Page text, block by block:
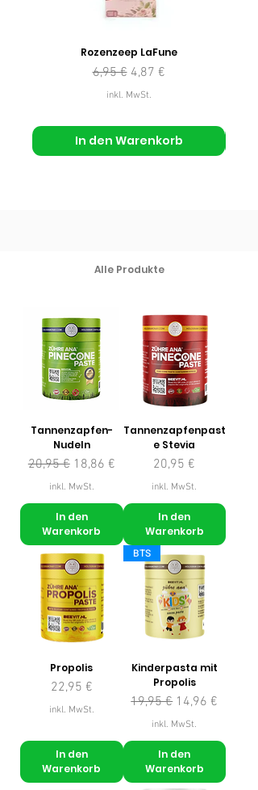
Rozenzeep LaFune
Standardpreis
6,95 € Sale-Preis
4,87 €
inkl. MwSt.
In den Warenkorb
Alle Produkte
Tannenzapfen-
Nudeln
Standardpreis
20,95 € Sale-Preis
18,86 €
inkl. MwSt.
In den
Warenkorb
Tannenzapfenpast
e Stevia
Preis
20,95 €
inkl. MwSt.
In den
Warenkorb
Propolis
Preis
22,95 €
inkl. MwSt.
In den
Warenkorb
BTS
Kinderpasta mit
Propolis
Standardpreis
19,95 € Sale-Preis
14,96 €
inkl. MwSt.
In den
Warenkorb